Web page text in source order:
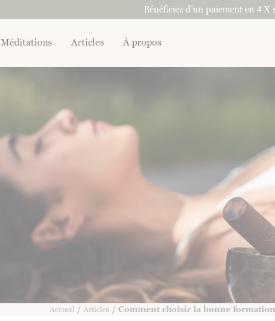
Bénéficiez d'un paiement en 4 X
Méditations Articles À propos
Accueil / Articles / Comment choisir la bonne